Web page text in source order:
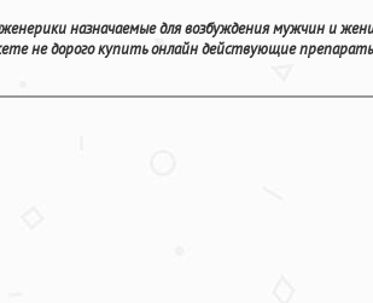
назначаемые для возбуждения мужчин и
не дорого купить онлайн действующие